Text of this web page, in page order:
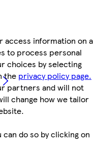
access information on a
to process personal
choices by selecting
the privacy policy page.
partners and will not
change how we tailor
do so by clicking on